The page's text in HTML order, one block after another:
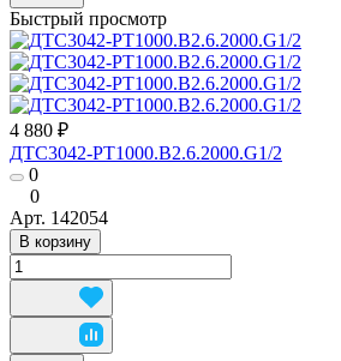
Быстрый просмотр
4 880 ₽
ДТС3042-РТ1000.В2.6.2000.G1/2
0
0
Арт. 142054
В корзину